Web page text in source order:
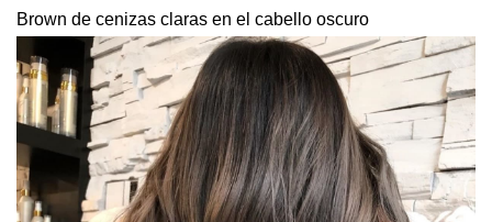
Brown de cenizas claras en el cabello oscuro